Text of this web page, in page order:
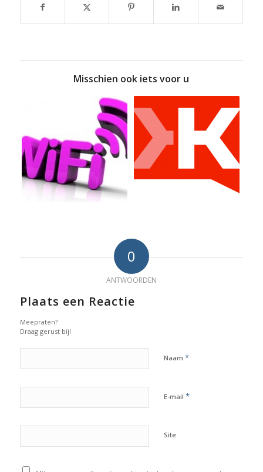
Misschien ook iets voor u
0
ANTWOORDEN
Plaats een Reactie
Meepraten?
Draag gerust bij!
Naam *
E-mail *
Site